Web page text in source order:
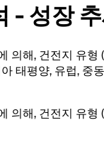
- 성장
해, 건전지 유
태평양, 유럽,
해, 건전지 유